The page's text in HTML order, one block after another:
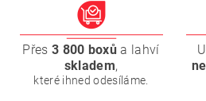
Přes 3 800 boxůa lahví
skladem,
které ihned odesíláme.